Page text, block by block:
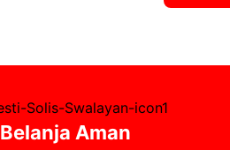
Belanja Aman